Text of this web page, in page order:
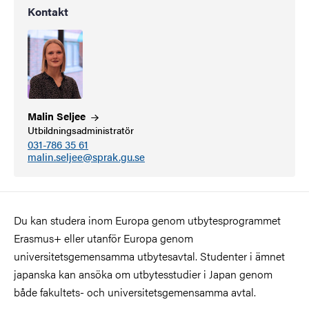
Kontakt
Malin Seljee
Utbildningsadministratör
031-786 35 61
malin.seljee@sprak.gu.se
Du kan studera inom Europa genom utbytesprogrammet
Erasmus+ eller utanför Europa genom
universitetsgemensamma utbytesavtal. Studenter i ämnet
japanska kan ansöka om utbytesstudier i Japan genom
både fakultets- och universitetsgemensamma avtal.